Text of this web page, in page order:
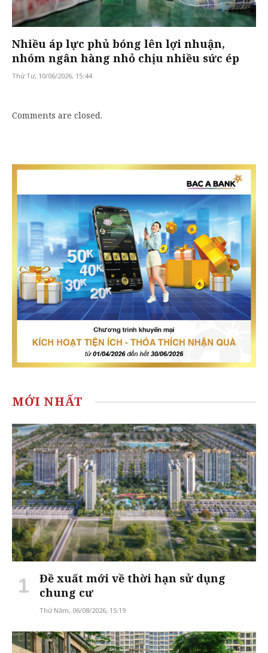
Nhiều áp lực phủ bóng lên lợi nhuận,
nhóm ngân hàng nhỏ chịu nhiều sức ép
Thứ Tư, 10/06/2026, 15:44
Comments are closed.
MỚI NHẤT
Đề xuất mới về thời hạn sử dụng
chung cư
Thứ Năm, 06/08/2026, 15:19